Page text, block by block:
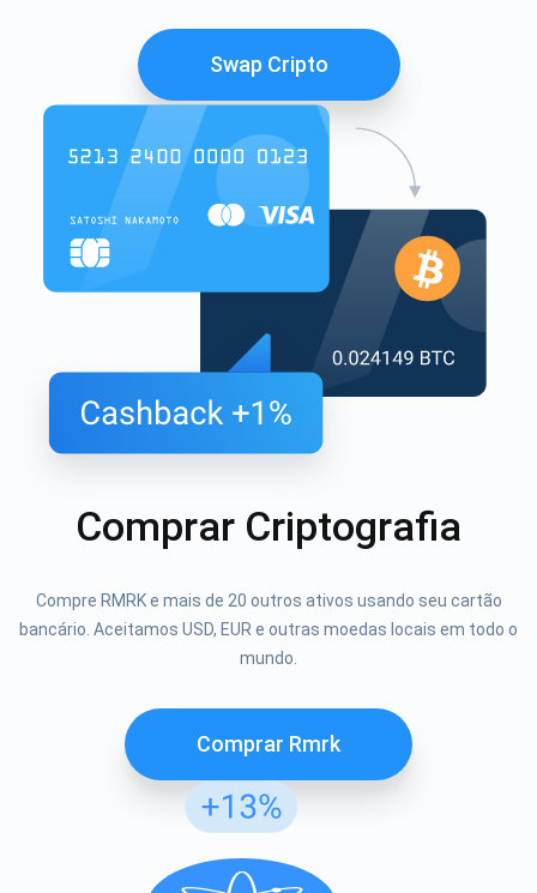
Swap Cripto
Comprar Criptografia
Compre RMRK e mais de 20 outros ativos usando seu cartão
bancário. Aceitamos USD, EUR e outras moedas locais em todo o
mundo.
Comprar Rmrk